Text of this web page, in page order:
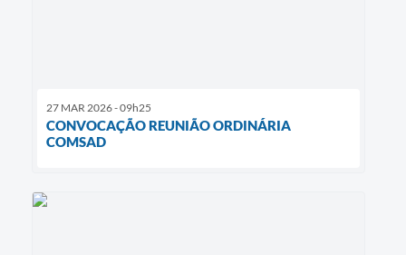
27 MAR 2026 - 09h25
CONVOCAÇÃO REUNIÃO ORDINÁRIA
COMSAD